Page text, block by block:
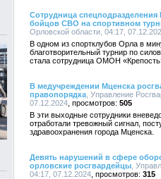
Сотрудница
бойцов СВО на спортивном
Орловской области, 04:17,
В одном из спортклубов Орла в
благотворительный турнир по
стала сотрудница ОМОН
В медучреждении Мценска
правопорядка , Управление
07.12.2024
505
В эти выходные сотрудники
отработали тревожный сигнал,
здравоохранения города Мценска.
Девять нарушений в сфере
орловские росгвардейцы ,
04:17, 07.12.2024
315